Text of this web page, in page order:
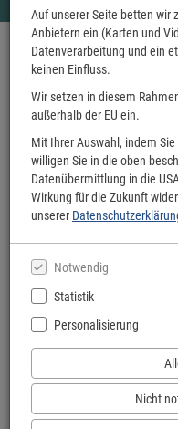
Auf unserer Seite betten wir
Anbietern ein (Karten und
Datenverarbeitung und ein
keinen Einfluss.
Wir setzen in diesem
außerhalb der EU ein.
Mit Ihrer Auswahl, indem
willigen Sie in die oben
Datenübermittlung in die
Wirkung für die Zukunft
unserer
Notwendig
Statistik
Personalisierung
Nicht
tolino flip
Per Knopfdruck umblättern -
Lesestunden unterwegs.